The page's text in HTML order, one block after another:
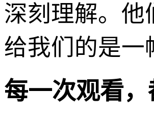
深刻理解。他
给我们的是一
每一次观看